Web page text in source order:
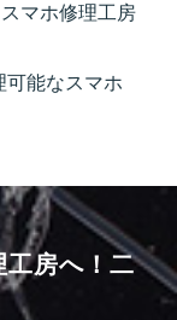
マホ修理工房
可能なスマホ
房へ！ 二